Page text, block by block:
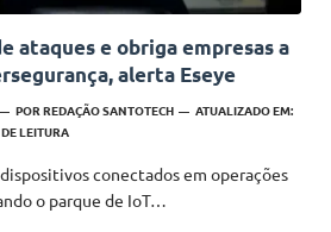
ataques e obriga empresas a
alerta Eseye
PORREDAÇÃO SANTOTECH
ATUALIZADO EM:
LEITURA
conectados em operações
o parque de IoT…